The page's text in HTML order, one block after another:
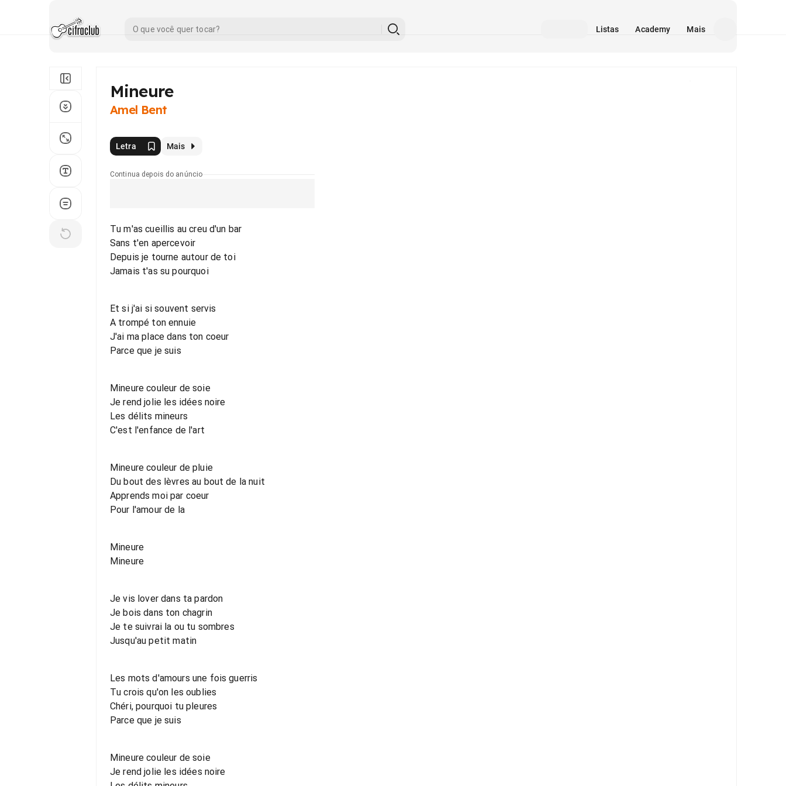
Listas Academy Mais
Mineure
Amel Bent
Letra Mais
Continua depois do anúncio
Tu m'as cueillis au creu d'un bar
Sans t'en apercevoir
Depuis je tourne autour de toi
Jamais t'as su pourquoi
Et si j'ai si souvent servis
A trompé ton ennuie
J'ai ma place dans ton coeur
Parce que je suis
Mineure couleur de soie
Je rend jolie les idées noire
Les délits mineurs
C'est l'enfance de l'art
Mineure couleur de pluie
Du bout des lèvres au bout de la nuit
Apprends moi par coeur
Pour l'amour de la
Mineure
Mineure
Je vis lover dans ta pardon
Je bois dans ton chagrin
Je te suivrai la ou tu sombres
Jusqu'au petit matin
Les mots d'amours une fois guerris
Tu crois qu'on les oublies
Chéri, pourquoi tu pleures
Parce que je suis
Mineure couleur de soie
Je rend jolie les idées noire